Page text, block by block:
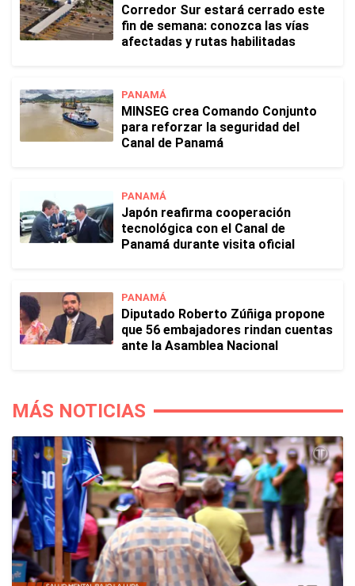
Corredor Sur estará cerrado este
fin de semana: conozca las vías
afectadas y rutas habilitadas
PANAMÁ
MINSEG crea Comando Conjunto
para reforzar la seguridad del
Canal de Panamá
PANAMÁ
Japón reafirma cooperación
tecnológica con el Canal de
Panamá durante visita oficial
PANAMÁ
Diputado Roberto Zúñiga propone
que 56 embajadores rindan cuentas
ante la Asamblea Nacional
MÁS NOTICIAS